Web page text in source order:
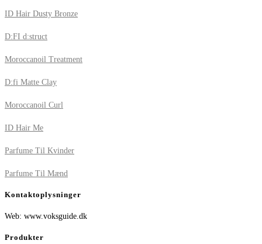
ID Hair Dusty Bronze
D:FI d:struct
Moroccanoil Treatment
D:fi Matte Clay
Moroccanoil Curl
ID Hair Me
Parfume Til Kvinder
Parfume Til Mænd
Kontaktoplysninger
Web: www.voksguide.dk
Produkter